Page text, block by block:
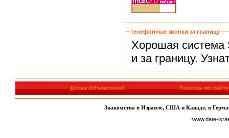
телефонные звонки за границу
Хорошая система
и за границу.
Доска Объявлений Помощь по сайту
Знакомства в Израиле, США и Канаде, в
=www.date-